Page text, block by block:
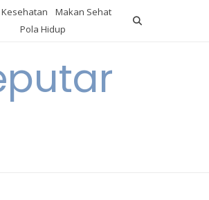
Makan Sehat
Pola Hidup